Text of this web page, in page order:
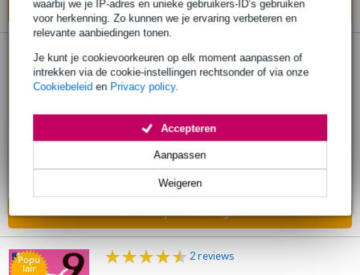
waarbij we je IP-adres en unieke gebruikers-ID’s gebruiken
voor herkenning. Zo kunnen we je ervaring verbeteren en
relevante aanbiedingen tonen.
Je kunt je cookievoorkeuren op elk moment aanpassen of
intrekken via de cookie-instellingen rechtsonder of via onze
Cookiebeleid en Privacy policy.
Weigeren
Aanpassen
Accepteren
In mijn winkelwagen
Rotosound RB40 Roto Bass set
basgitaarsnaren 40 - 100
Adviesprijs € 58,- € 18,90
Op voorraad
1 winkel
Popu
lair
2 reviews